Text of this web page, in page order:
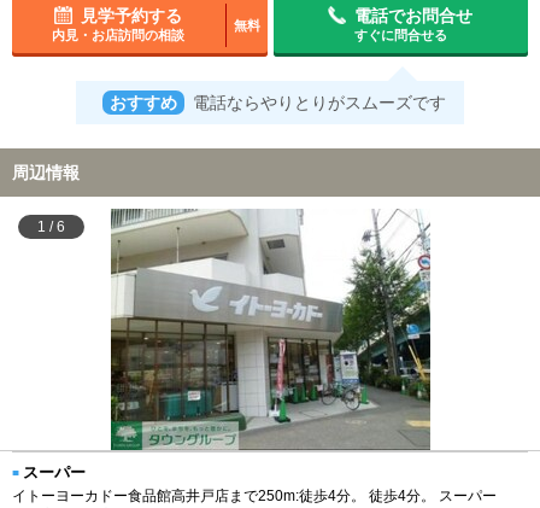
見学予約する
内見・お店訪問の相談
無料
電話でお問合せ
すぐに問合せる
おすすめ 電話ならやりとりがスムーズです
周辺情報
1 / 6
スーパー
イトーヨーカドー食品館高井戸店まで250m:徒歩4分。 徒歩4分。 スーパー